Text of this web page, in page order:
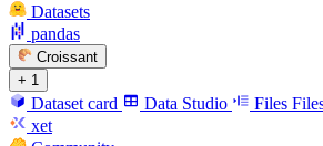
Datasets
pandas
Croissant
+ 1
Dataset card Data Studio Files
xet